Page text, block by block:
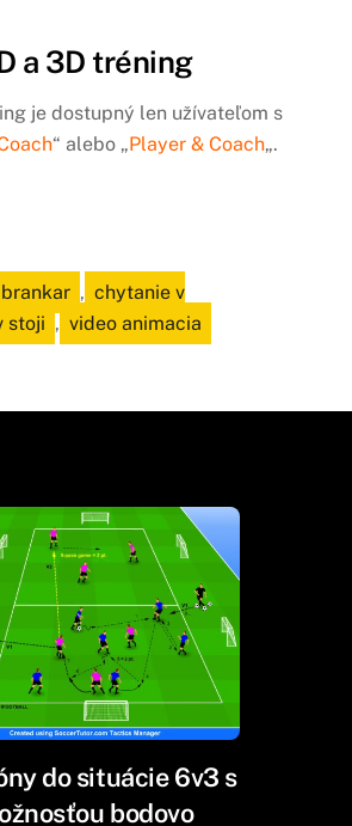
a 3D tréning
je dostupný len užívateľom s
“ alebo „Player & Coach„.
brankar , chytanie v
stoji , video animacia
do situácie 6v3 s
bodovo